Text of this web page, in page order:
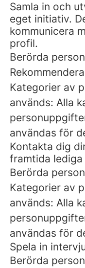
Samla in och
eget initiativ.
kommunicera
profil.
Berörda
Kategorier av
används: Alla
användas för
Kontakta dig
framtida
Berörda
Kategorier av
används: Alla
användas för
Spela in
Berörda